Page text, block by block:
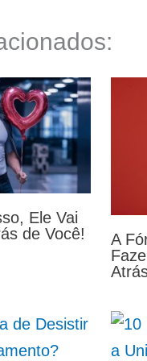
Ele Vai
de Você!
A